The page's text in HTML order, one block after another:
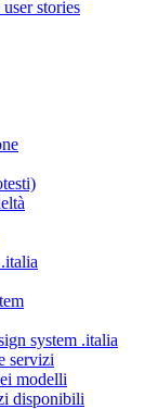
stories
system .italia
servizi
modelli
disponibili